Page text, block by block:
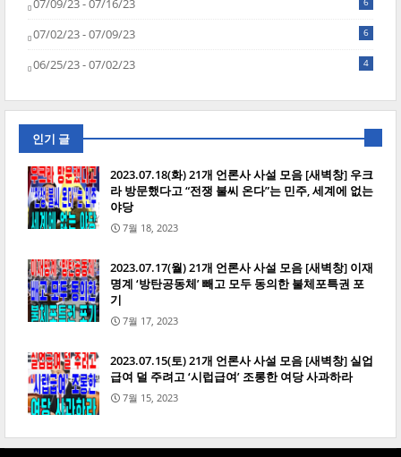
07/09/23 - 07/16/23
07/02/23 - 07/09/23 6
06/25/23 - 07/02/23 4
인기 글
2023.07.18(화) 21개 언론사 사설 모음 [새벽창] 우크
라 방문했다고 “전쟁 불씨 온다”는 민주, 세계에 없는
야당
7월 18, 2023
2023.07.17(월) 21개 언론사 사설 모음 [새벽창] 이재
명계 ‘방탄공동체’ 빼고 모두 동의한 불체포특권 포
기
7월 17, 2023
2023.07.15(토) 21개 언론사 사설 모음 [새벽창] 실업
급여 덜 주려고 ‘시럽급여’ 조롱한 여당 사과하라
7월 15, 2023